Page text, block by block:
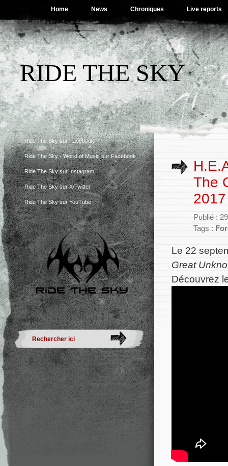
Home News Chroniques Live reports
RIDE THE SKY
Ride The Sky sur Facebook
Ride The Sky - World of Music sur Facebook
Ride The Sky sur Instagram
Ride The Sky sur X/Twitter
Ride The Sky sur YouTube
The
2017
Publié :
Tags :
Le 22
Great
Découvrez